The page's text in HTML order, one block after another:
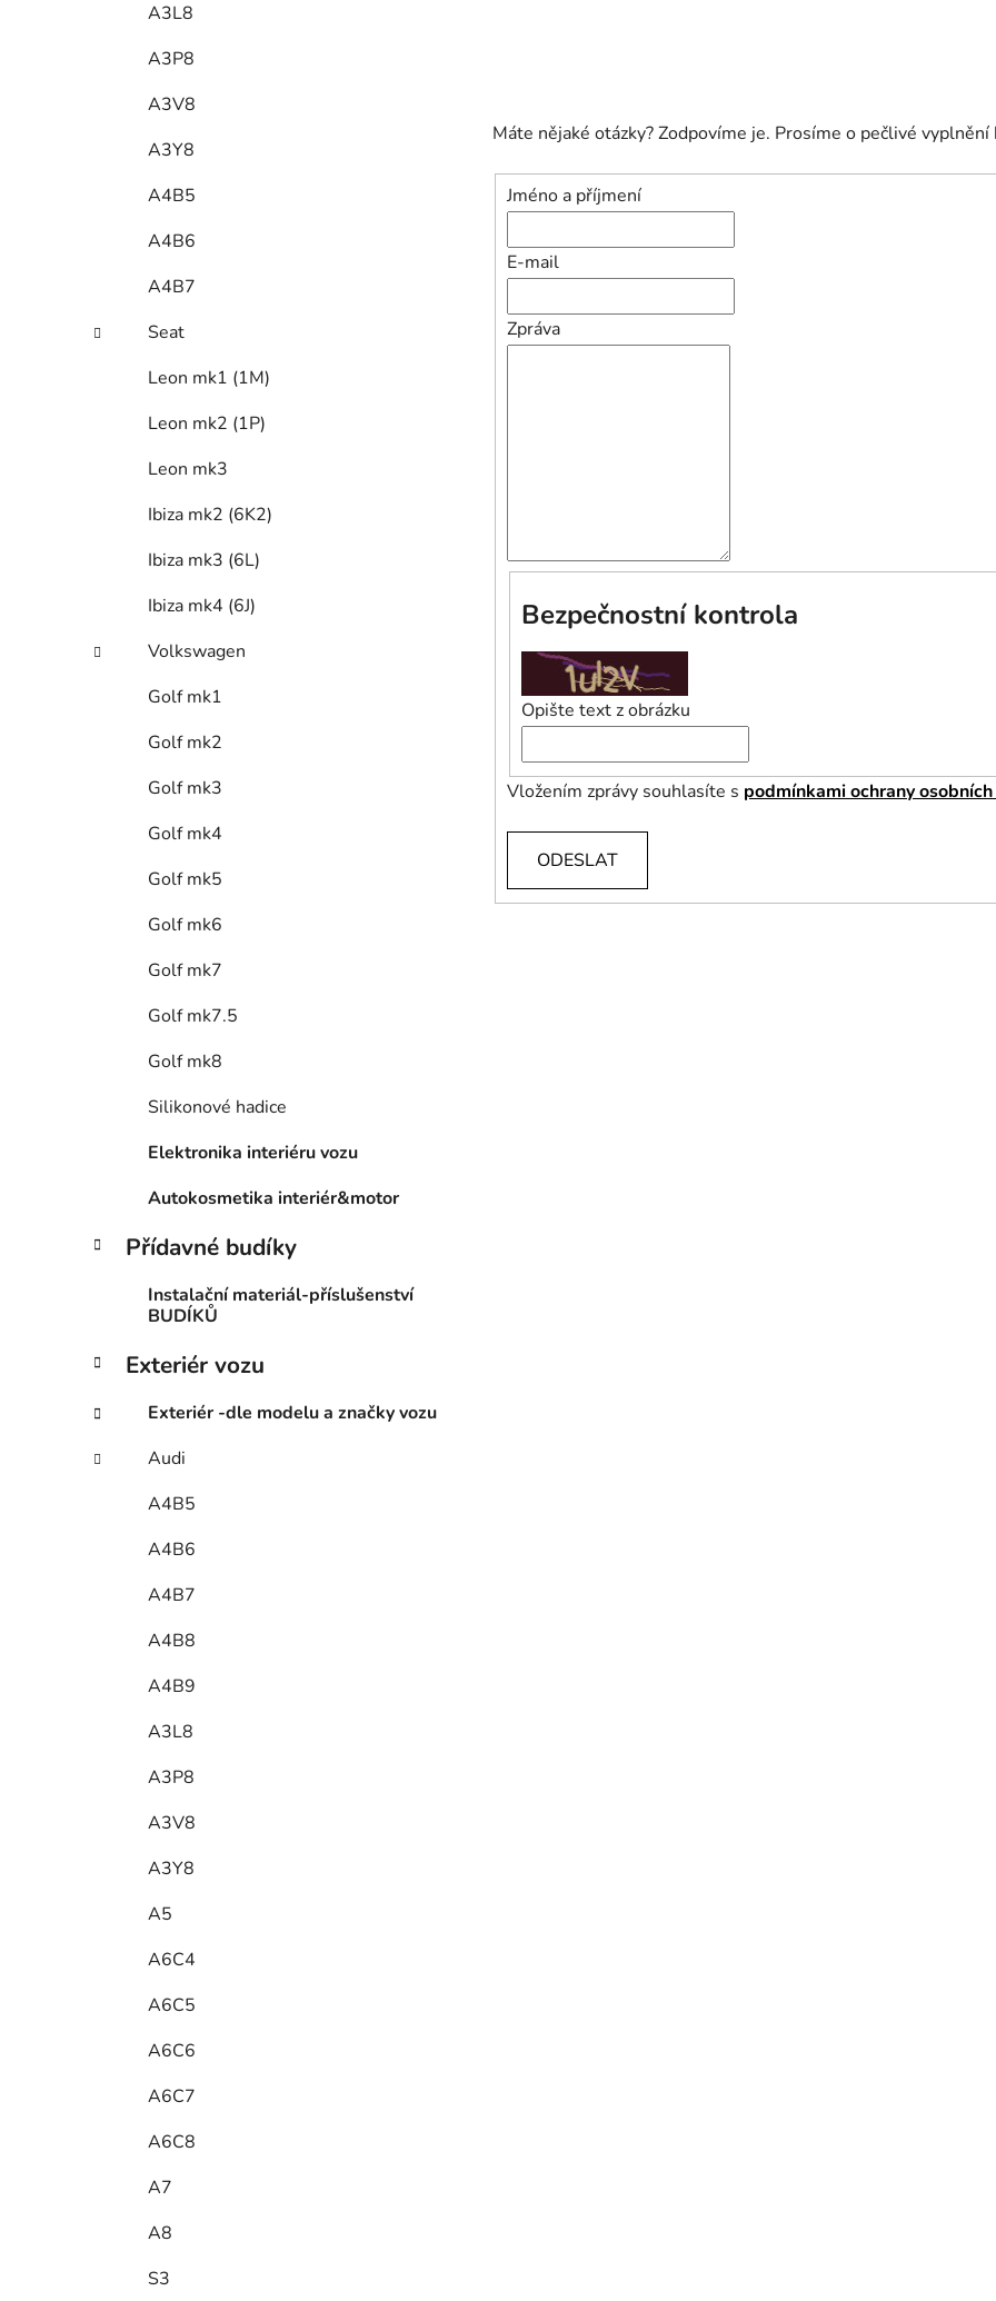
A3L8
A3P8
A3V8
A3Y8
A4B5
A4B6
A4B7
Seat
Leon mk1 (1M)
Leon mk2 (1P)
Leon mk3
Ibiza mk2 (6K2)
Ibiza mk3 (6L)
Ibiza mk4 (6J)
Volkswagen
Golf mk1
Golf mk2
Golf mk3
Golf mk4
Golf mk5
Golf mk6
Golf mk7
Golf mk7.5
Golf mk8
Silikonové hadice
Elektronika interiéru vozu
Autokosmetika interiér&motor
Přídavné budíky
Instalační materiál-příslušenství
BUDÍKŮ
Exteriér vozu
Exteriér -dle modelu a značky vozu
Audi
A4B5
A4B6
A4B7
A4B8
A4B9
A3L8
A3P8
A3V8
A3Y8
A5
A6C4
A6C5
A6C6
A6C7
A6C8
A7
A8
S3
Máte nějaké otázky? Zodpovíme je. Prosíme o pečlivé
Jméno a příjmení
E-mail
Zpráva
Bezpečnostní kontrola
Opište text z obrázku
Vložením zprávy souhlasíte s podmínkami ochrany
ODESLAT